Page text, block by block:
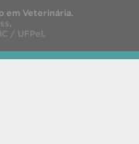
em Veterinária.
.
/ UFPel.